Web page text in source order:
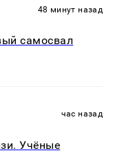
48 минут назад
самосвал
час назад
Учёные